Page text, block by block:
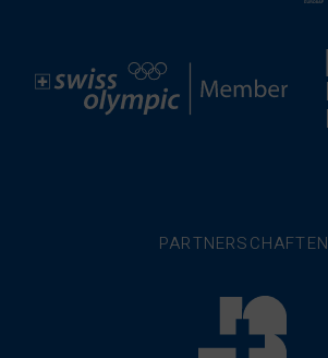
PARTNERSCHAFTEN